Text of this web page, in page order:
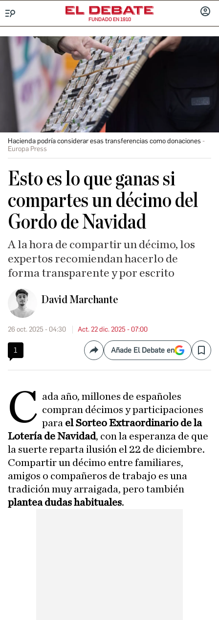
FUNDADO EN 1910
Hacienda podría considerar esas transferencias como donaciones
Europa Press
Esto es lo que ganas si
compartes un décimo del
Gordo de Navidad
A la hora de compartir un décimo, los
expertos recomiendan hacerlo de
forma transparente y por escrito
David Marchante
26 oct. 2025 - 04:30 Act. 22 dic. 2025 - 07:00
1 CompartirAñade El Debate en Save
C ada año, millones de españoles
compran décimos y participaciones
para el Sorteo Extraordinario de la
Lotería de Navidad, con la esperanza de que
la suerte reparta ilusión el 22 de diciembre.
Compartir un décimo entre familiares,
amigos o compañeros de trabajo es una
tradición muy arraigada, pero también
plantea dudas habituales.